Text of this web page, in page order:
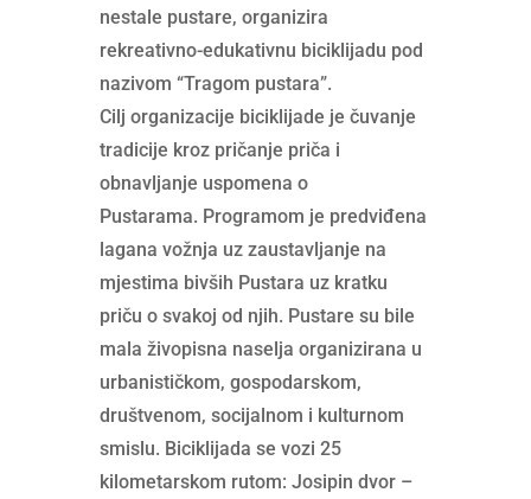
nestale pustare, organizira
rekreativno-edukativnu biciklijadu pod
nazivom “Tragom pustara”.
Cilj organizacije biciklijade je čuvanje
tradicije kroz pričanje priča i
obnavljanje uspomena o
Pustarama. Programom je predviđena
lagana vožnja uz zaustavljanje na
mjestima bivših Pustara uz kratku
priču o svakoj od njih. Pustare su bile
mala živopisna naselja organizirana u
urbanističkom, gospodarskom,
društvenom, socijalnom i kulturnom
smislu. Biciklijada se vozi 25
kilometarskom rutom: Josipin dvor –